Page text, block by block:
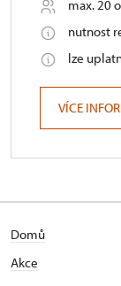
max. 20
nutnost
lze
VÍCE
Domů
Akce